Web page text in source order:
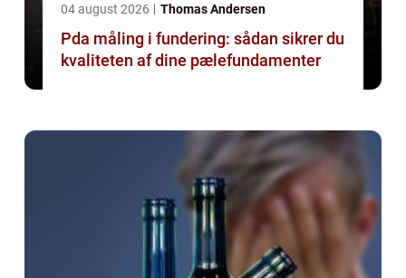
04 august 2026 Thomas Andersen
Pda måling i fundering: sådan sikrer du
kvaliteten af dine pælefundamenter